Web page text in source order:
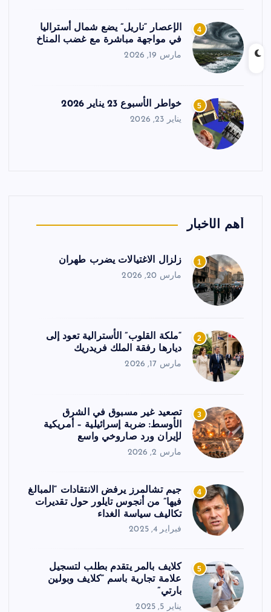
4
الإعصار “ناريل” يضع شمال أستراليا
في مواجهة مباشرة مع غضب المناخ
مارس 19, 2026
5 خواطر الأسبوع 23 يناير 2026
يناير 23, 2026
أهم الأخبار
1 زلزال الاغتيالات يضرب طهران
مارس 20, 2026
2
“ملكة القلوب” الأسترالية تعود إلى
ديارها رفقة الملك فريدريك
مارس 17, 2026
3
تصعيد غير مسبوق في الشرق
الأوسط: ضربة إسرائيلية – أمريكية
لإيران ورد صاروخي واسع
مارس 2, 2026
4
جيم تشالمرز يرفض الانتقادات “المبالغ
فيها” من أنجوس تايلور حول تقديرات
تكاليف سياسة الغداء
فبراير 4, 2025
5
كلايف بالمر يتقدم بطلب لتسجيل
علامة تجارية باسم “كلايف وبولين
بارتي”
يناير 5, 2025